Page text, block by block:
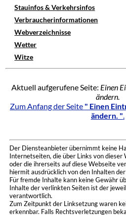
Stauinfos & Verkehrsinfos
Verbraucherinformationen
Webverzeichnisse
Wetter
Witze
Aktuell aufgerufene Seite: Einen
ändern.
Zum Anfang der Seite " Einen
ändern. ".
Der Diensteanbieter übernimmt keine
Internetseiten, die über Links von dieser
oder die ihrerseits auf diese Webseite
hiermit ausdrücklich von den Inhalten
Für fremde Inhalte kann keine Gewähr
Inhalte der verlinkten Seiten ist der
verantwortlich.
Zum Zeitpunkt der Linksetzung waren
erkennbar. Falls Rechtsverletzungen